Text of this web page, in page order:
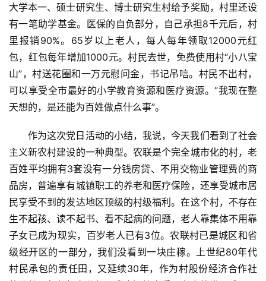
大学本一、硕士研究生、博士研究生村给予奖励，村里还设
有一笔助学基金。医保的自负部分，自己承担8千元后，村
里报销90%。65岁以上老人，每人每年领取12000元红
包，红包每年增加1000元。村民去世，免费使用村“小八宝
山”，村送花圈和一万元慰问金，书记吊唁。村民不出村，
可以享受全市最好的小学教育资源和医疗资源。“我现在整
天想的，是还能为百姓做点什么事”。
作为这次党日活动的小结，我说，今天我们看到了社会
主义新农村建设的一种典型。农联是个完全城市化的村，老
百姓平均拥有3套没有一分钱房贷、不用交物业管理费的商
品房，普遍享有城镇职工的养老和医疗保险，还享受城市居
民享受不到的发达地区顶级的村级福利。在这个村，不存在
生不起孩、读不起书、看不起病的问题，老人靠集体不用靠
子女已成为现实，百岁老人已有3位。农联村已是城区和省
级经开区的一部分，我们没看到一块庄稼。上世纪80年代
村民承包的责任田，又延续30年，作为村股份经济合作社